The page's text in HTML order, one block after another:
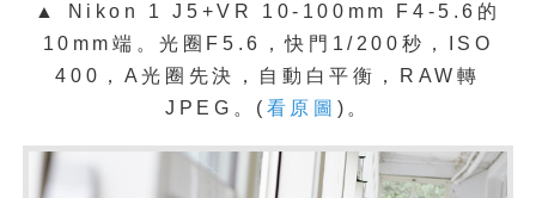
▲ Nikon 1 J5+VR 10-100mm F4-5.6的
10mm端。光圈F5.6，快門1/200秒，ISO
400，A光圈先決，自動白平衡，RAW轉
JPEG。( 看原圖 )。